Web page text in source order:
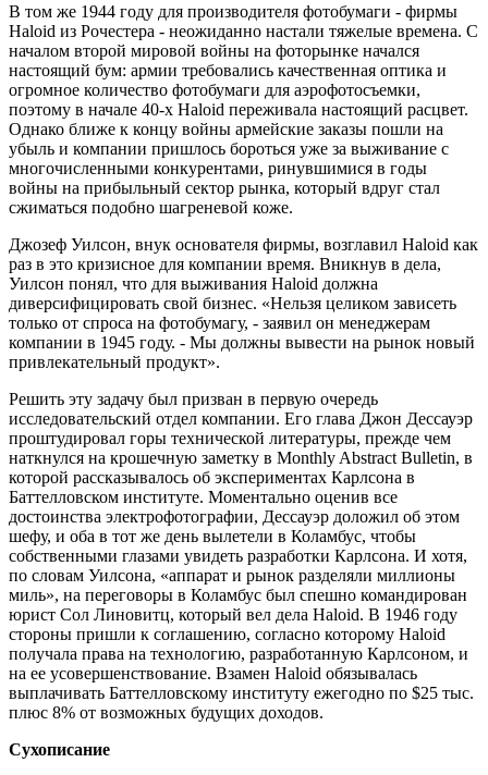
В том же 1944 году для производителя фотобумаги - фирмы
Haloid из Рочестера - неожиданно настали тяжелые времена. С
началом второй мировой войны на фоторынке начался
настоящий бум: армии требовались качественная оптика и
огромное количество фотобумаги для аэрофотосъемки,
поэтому в начале 40-х Haloid переживала настоящий расцвет.
Однако ближе к концу войны армейские заказы пошли на
убыль и компании пришлось бороться уже за выживание с
многочисленными конкурентами, ринувшимися в годы
войны на прибыльный сектор рынка, который вдруг стал
сжиматься подобно шагреневой коже.
Джозеф Уилсон, внук основателя фирмы, возглавил Haloid как
раз в это кризисное для компании время. Вникнув в дела,
Уилсон понял, что для выживания Haloid должна
диверсифицировать свой бизнес. «Нельзя целиком зависеть
только от спроса на фотобумагу, - заявил он менеджерам
компании в 1945 году. - Мы должны вывести на рынок новый
привлекательный продукт».
Решить эту задачу был призван в первую очередь
исследовательский отдел компании. Его глава Джон Дессауэр
проштудировал горы технической литературы, прежде чем
наткнулся на крошечную заметку в Monthly Abstract Bulletin, в
которой рассказывалось об экспериментах Карлсона в
Баттелловском институте. Моментально оценив все
достоинства электрофотографии, Дессауэр доложил об этом
шефу, и оба в тот же день вылетели в Коламбус, чтобы
собственными глазами увидеть разработки Карлсона. И хотя,
по словам Уилсона, «аппарат и рынок разделяли миллионы
миль», на переговоры в Коламбус был спешно командирован
юрист Сол Линовитц, который вел дела Haloid. В 1946 году
стороны пришли к соглашению, согласно которому Haloid
получала права на технологию, разработанную Карлсоном, и
на ее усовершенствование. Взамен Haloid обязывалась
выплачивать Баттелловскому институту ежегодно по $25 тыс.
плюс 8% от возможных будущих доходов.
Сухописание